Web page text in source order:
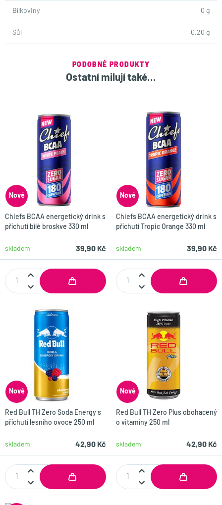
Bílkoviny 0 g
Sůl 0,20 g
PODOBNÉ PRODUKTY
Ostatní milují také...
Nové
Chiefs BCAA energetický drink s
příchutí bílé broskve 330 ml
skladem 39,90 Kč
Nové
Chiefs BCAA energetický drink s
příchutí Tropic Orange 330 ml
skladem 39,90 Kč
Nové
Red Bull TH Zero Soda Energy s
příchutí lesního ovoce 250 ml
skladem 42,90 Kč
Nové
Red Bull TH Zero Plus obohacený
o vitamíny 250 ml
skladem 42,90 Kč